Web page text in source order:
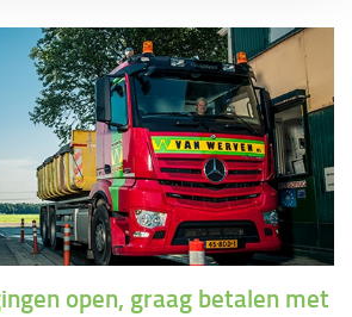
open, graag betalen met